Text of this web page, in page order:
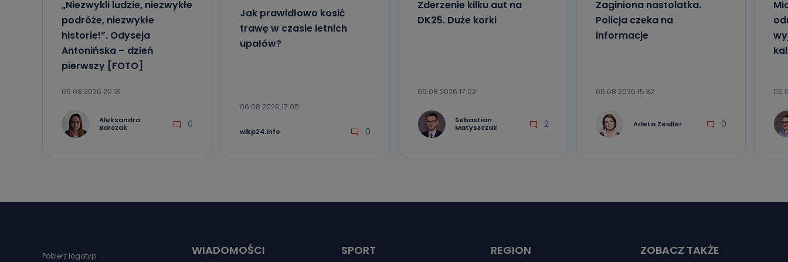
„Niezwykli ludzie, niezwykłe
podróże, niezwykłe
historie!”. Odyseja
Antonińska – dzień
pierwszy [FOTO]
06.08.2026 20:13
Aleksandra
Barczak
0
Jak prawidłowo kosić
trawę w czasie letnich
upałów?
06.08.2026 17:05
wlkp24.info 0
Zderzenie kilku aut na
DK25. Duże korki
06.08.2026 17:02
Sebastian
Matyszczak
2
Zaginiona nastolatka.
Policja czeka na
informacje
06.08.2026 15:32
Arleta Zeidler 0
Pobierz logotyp WIADOMOŚCI SPORT REGION ZOBACZ TAKŻE